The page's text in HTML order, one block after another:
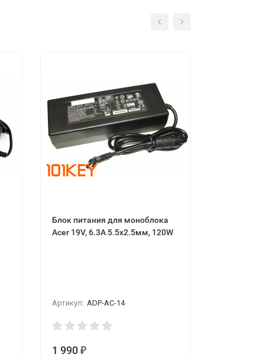
Блок питания для моноблока
Acer 19V, 6.3A 5.5x2.5мм, 120W
Артикул: ADP-AC-14
1 990 ₽